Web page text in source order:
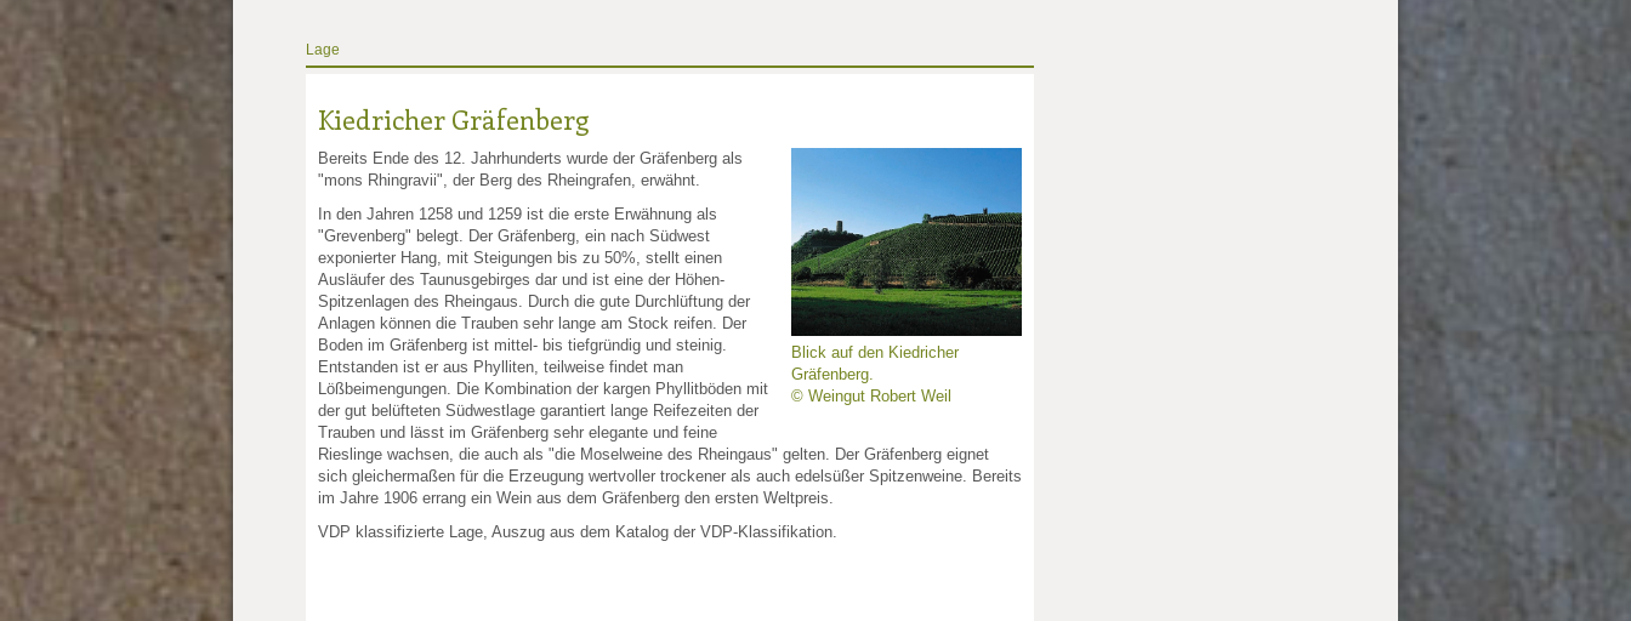
Lage
Kiedricher Gräfenberg
Blick auf den Kiedricher
Gräfenberg.
© Weingut Robert Weil
Bereits Ende des 12. Jahrhunderts wurde der Gräfenberg als
"mons Rhingravii", der Berg des Rheingrafen, erwähnt.
In den Jahren 1258 und 1259 ist die erste Erwähnung als
"Grevenberg" belegt. Der Gräfenberg, ein nach Südwest
exponierter Hang, mit Steigungen bis zu 50%, stellt einen
Ausläufer des Taunusgebirges dar und ist eine der Höhen-
Spitzenlagen des Rheingaus. Durch die gute Durchlüftung der
Anlagen können die Trauben sehr lange am Stock reifen. Der
Boden im Gräfenberg ist mittel- bis tiefgründig und steinig.
Entstanden ist er aus Phylliten, teilweise findet man
Lößbeimengungen. Die Kombination der kargen Phyllitböden mit
der gut belüfteten Südwestlage garantiert lange Reifezeiten der
Trauben und lässt im Gräfenberg sehr elegante und feine
Rieslinge wachsen, die auch als "die Moselweine des Rheingaus" gelten. Der Gräfenberg eignet
sich gleichermaßen für die Erzeugung wertvoller trockener als auch edelsüßer Spitzenweine. Bereits
im Jahre 1906 errang ein Wein aus dem Gräfenberg den ersten Weltpreis.
VDP klassifizierte Lage, Auszug aus dem Katalog der VDP-Klassifikation.